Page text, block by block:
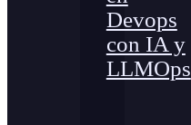
Devops
con IA y
LLMOps